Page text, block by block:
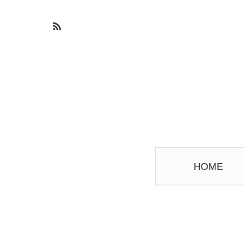
HOME